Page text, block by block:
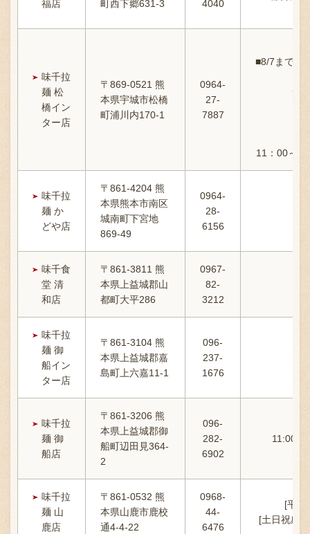
福店 町西下郷631-3 4040
味千拉
麺 松
橋イン
ター店
〒869-0521 熊
本県宇城市松橋
町浦川内170-1
0964-
27-
7887
■8/7まで短
短
11：00～
味千拉
麺 か
どや店
〒861-4204 熊
本県熊本市南区
城南町下宮地
869-49
0964-
28-
6156
味千食
堂 清
和店
〒861-3811 熊
本県上益城郡山
都町大平286
0967-
82-
3212
味千拉
麺 御
船イン
ター店
〒861-3104 熊
本県上益城郡嘉
島町上六嘉11-1
096-
237-
1676
味千拉
麺 御
船店
〒861-3206 熊
本県上益城郡御
船町辺田見364-
2
096-
282-
6902
11:00-
味千拉
麺 山
鹿店
〒861-0532 熊
本県山鹿市鹿校
通4-4-22
0968-
44-
6476
[平日
[土日祝感